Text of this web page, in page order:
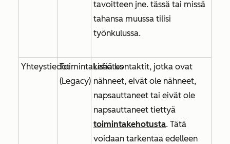
tavoitteen jne. tässä tai missä
tahansa muussa tilisi
työnkulussa.
YhteystiedotToimintakehotus
(Legacy)
Lisää kontaktit, jotka ovat
nähneet, eivät ole nähneet,
napsauttaneet tai eivät ole
napsauttaneet tiettyä
toimintakehotusta. Tätä
voidaan tarkentaa edelleen